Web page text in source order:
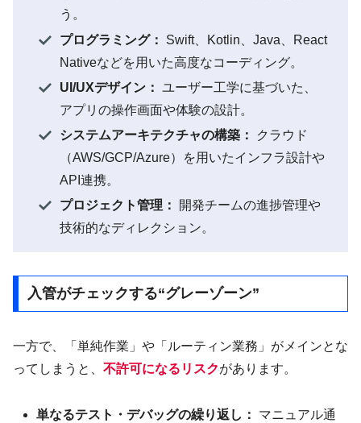
う。
プログラミング：
Swift、Kotlin、Java、React
Nativeなどを用いた高度なコーディング。
UI/UXデザイン： ユーザー工学に基づいた、
アプリの操作画面や体験の設計。
システムアーキテクチャの構築：
クラウド
（AWS/GCP/Azure）を用いたインフラ設計や
API連携。
プロジェクト管理：
開発チームの進捗管理や
技術的なディレクション。
入管がチェックする“グレーゾーン”
一方で、「単純作業」や「ルーティン業務」がメインとな
ってしまうと、 不許可になるリスクがあります。
単なるテスト・デバッグの繰り返し：
マニュアル通